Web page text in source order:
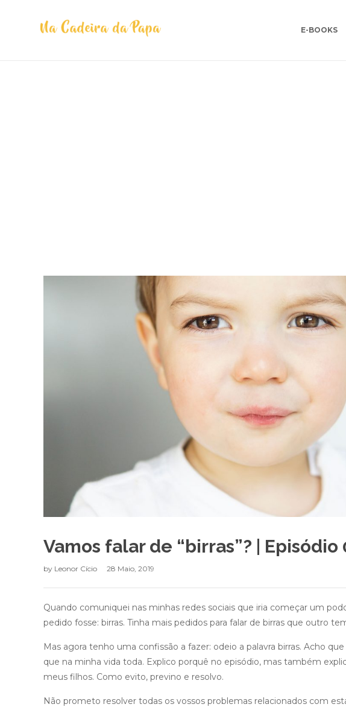
E-BOOKS
Vamos falar de “birras”? | Episódio
by Leonor Cício 28 Maio, 2019
Quando comuniquei nas minhas redes sociais que iria começar um
pedido fosse: birras. Tinha mais pedidos para falar de birras que outro
Mas agora tenho uma confissão a fazer: odeio a palavra birras. Acho
que na minha vida toda. Explico porquê no episódio, mas também
meus filhos. Como evito, previno e resolvo.
Não prometo resolver todas os vossos problemas relacionados com